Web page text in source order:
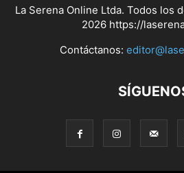
La Serena Online Ltda. Todos los
2026 https://
Contáctanos: